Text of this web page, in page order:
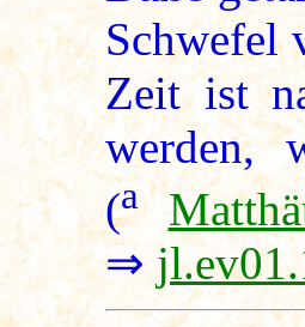
Schwefel
Zeit ist
werden,
(a
⇒